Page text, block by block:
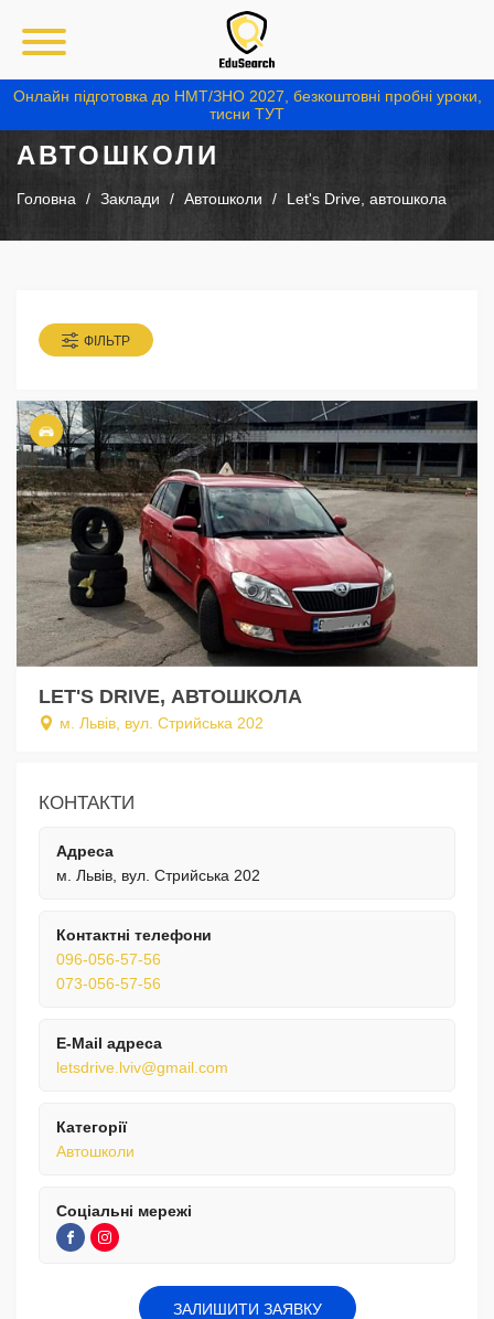
Онлайн підготовка до НМТ/ЗНО 2027, безкоштовні пробні уроки,
тисни ТУТ
АВТОШКОЛИ
Головна Заклади Автошколи Let's Drive, автошкола
ФІЛЬТР
LET'S DRIVE, АВТОШКОЛА
м. Львів, вул. Стрийська 202
КОНТАКТИ
Адреса
м. Львів, вул. Стрийська 202
Контактні телефони
096-056-57-56
073-056-57-56
E-Mail адреса
letsdrive.lviv@gmail.com
Категорії
Автошколи
Соціальні мережі
ЗАЛИШИТИ ЗАЯВКУ